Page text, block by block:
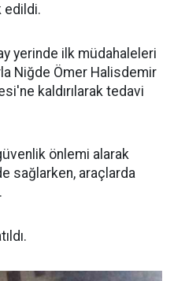
edildi.
yerinde ilk müdahaleleri
Niğde Ömer Halisdemir
kaldırılarak tedavi
önlemi alarak
sağlarken, araçlarda